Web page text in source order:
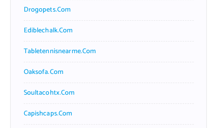
Drogopets.com
Ediblechalk.com
Tabletennisnearme.com
Oaksofa.com
Soultacohtx.com
Capishcaps.com